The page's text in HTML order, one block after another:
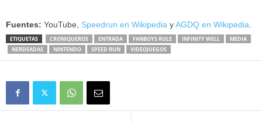
Fuentes: YouTube, Speedrun en Wikipedia yAGDQ en Wikipedia
ETIQUETAS CRONIQUEROS ENTRADA FANBOYS RULE INFINITY WELL
MEDIA
NERDEADAS
NINTENDO SPEED RUN VIDEOJUEGOS